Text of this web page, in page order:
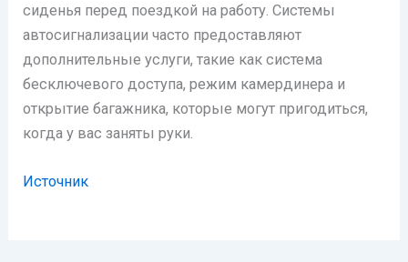
сиденья перед поездкой на работу. Системы
автосигнализации часто предоставляют
дополнительные услуги, такие как система
бесключевого доступа, режим камердинера и
открытие багажника, которые могут пригодиться,
когда у вас заняты руки.
Источник